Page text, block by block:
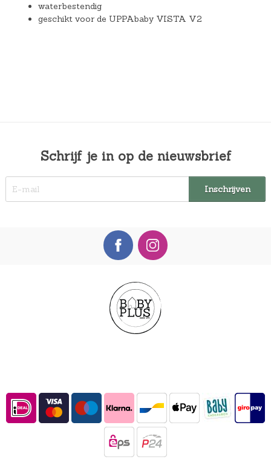
waterbestendig
geschikt voor de UPPAbaby VISTA V2
Schrijf je in op de nieuwsbrief